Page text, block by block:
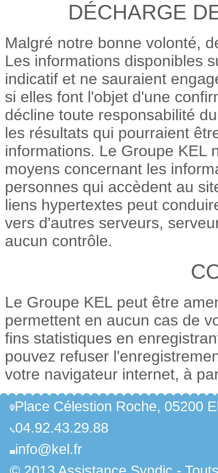
DÉCHARGE
Malgré notre bonne volonté,
Les informations disponibles
indicatif et ne sauraient
si elles font l'objet d'une
décline toute responsabilité
les résultats qui pourraient
informations. Le Groupe KEL
moyens concernant les
personnes qui accèdent au
liens hypertextes peut
vers d'autres serveurs,
aucun contrôle.
Le Groupe KEL peut être
permettent en aucun cas de
fins statistiques en
pouvez refuser
votre navigateur internet, à
Place Célestion Roche, 05200
04.92.43.29.88
info@kel.fr